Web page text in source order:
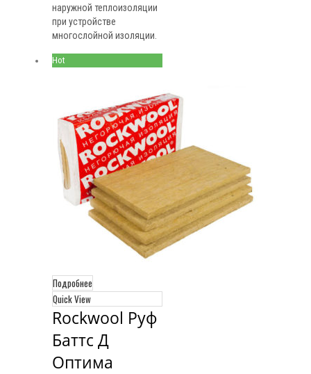
наружной теплоизоляции
при устройстве
многослойной изоляции.
Hot
Подробнее
Quick View
Rockwool Руф
Баттс Д
Оптима